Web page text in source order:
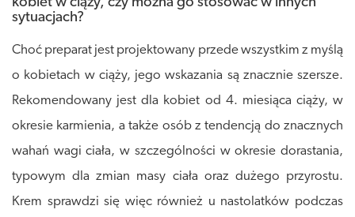
sytuacjach?
Choć preparat jest projektowany przede wszystkim z myślą
o kobietach w ciąży, jego wskazania są znacznie szersze.
Rekomendowany jest dla kobiet od 4. miesiąca ciąży, w
okresie karmienia, a także osób z tendencją do znacznych
wahań wagi ciała, w szczególności w okresie dorastania,
typowym dla zmian masy ciała oraz dużego przyrostu.
Krem sprawdzi się więc również u nastolatków podczas